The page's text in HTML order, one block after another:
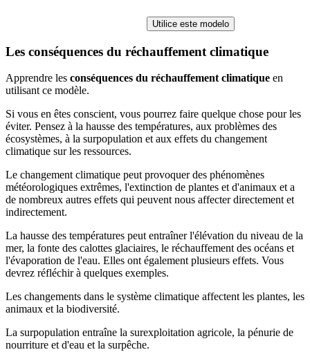
Utilice este modelo
Les conséquences du réchauffement climatique
Apprendre les conséquences du réchauffement climatique en
utilisant ce modèle.
Si vous en êtes conscient, vous pourrez faire quelque chose pour les
éviter. Pensez à la hausse des températures, aux problèmes des
écosystèmes, à la surpopulation et aux effets du changement
climatique sur les ressources.
Le changement climatique peut provoquer des phénomènes
météorologiques extrêmes, l'extinction de plantes et d'animaux et a
de nombreux autres effets qui peuvent nous affecter directement et
indirectement.
La hausse des températures peut entraîner l'élévation du niveau de la
mer, la fonte des calottes glaciaires, le réchauffement des océans et
l'évaporation de l'eau. Elles ont également plusieurs effets. Vous
devrez réfléchir à quelques exemples.
Les changements dans le système climatique affectent les plantes, les
animaux et la biodiversité.
La surpopulation entraîne la surexploitation agricole, la pénurie de
nourriture et d'eau et la surpêche.